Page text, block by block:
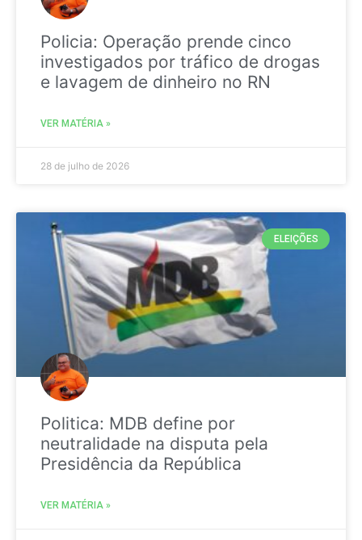
Policia: Operação prende cinco
investigados por tráfico de drogas
e lavagem de dinheiro no RN
VER MATÉRIA »
28 de julho de 2026
ELEIÇÕES
Politica: MDB define por
neutralidade na disputa pela
Presidência da República
VER MATÉRIA »